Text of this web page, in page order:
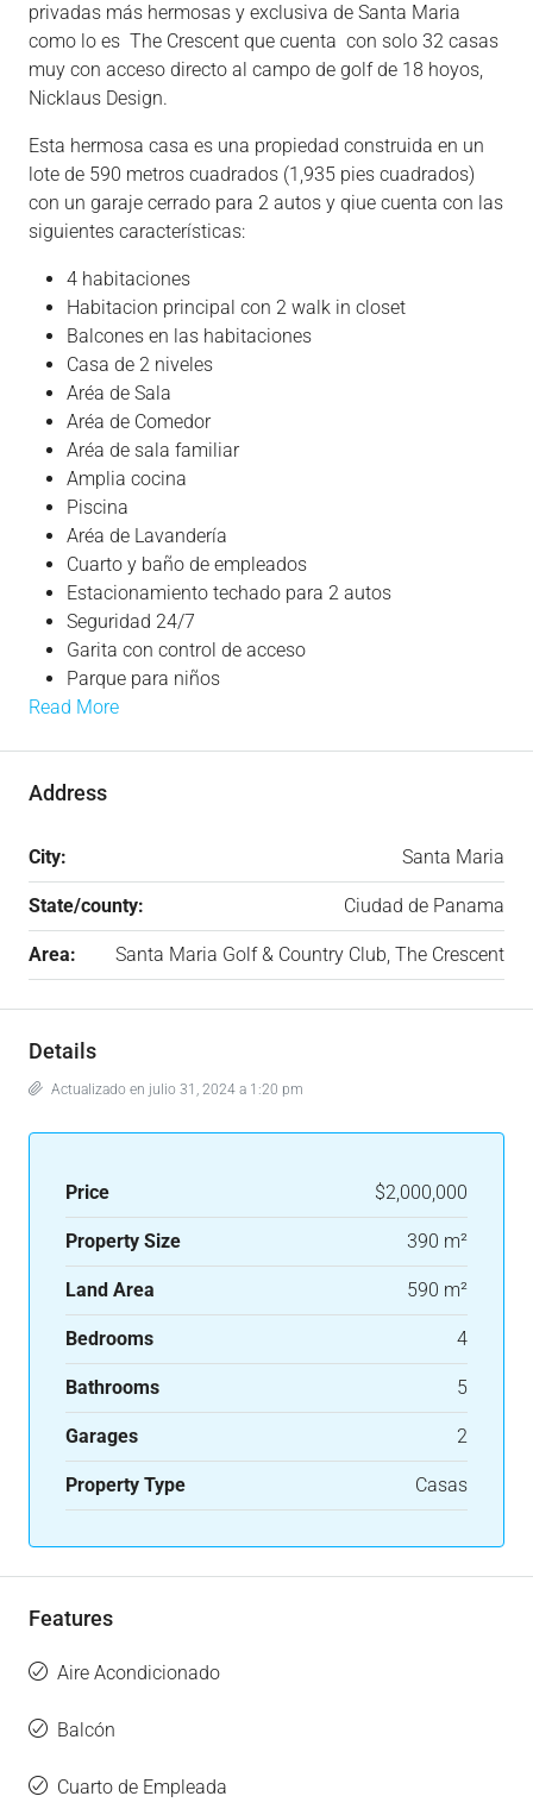
privadas más hermosas y exclusiva de Santa Maria
como lo es The Crescent que cuenta con solo 32 casas
muy con acceso directo al campo de golf de 18 hoyos,
Nicklaus Design.
Esta hermosa casa es una propiedad construida en un
lote de 590 metros cuadrados (1,935 pies cuadrados)
con un garaje cerrado para 2 autos y qiue cuenta con las
siguientes características:
4 habitaciones
Habitacion principal con 2 walk in closet
Balcones en las habitaciones
Casa de 2 niveles
Aréa de Sala
Aréa de Comedor
Aréa de sala familiar
Amplia cocina
Piscina
Aréa de Lavandería
Cuarto y baño de empleados
Estacionamiento techado para 2 autos
Seguridad 24/7
Garita con control de acceso
Parque para niños
Read More
Address
City: Santa Maria
State/county: Ciudad de Panama
Area: Santa Maria Golf & Country Club, The Crescent
Details
Actualizado en julio 31, 2024 a 1:20 pm
Price $2,000,000
Property Size 390 m²
Land Area 590 m²
Bedrooms 4
Bathrooms 5
Garages 2
Property Type Casas
Features
Aire Acondicionado
Balcón
Cuarto de Empleada